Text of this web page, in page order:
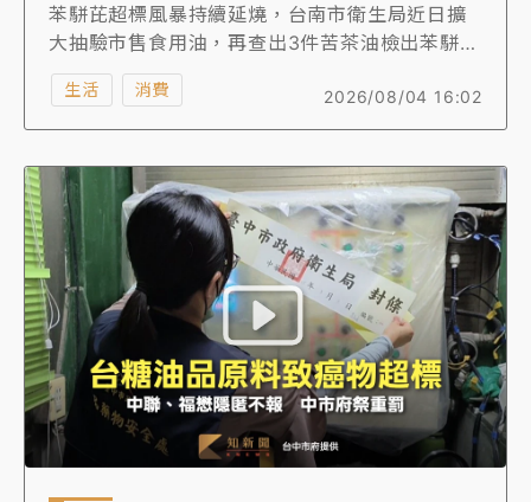
苯駢芘超標風暴持續延燒，台南市衛生局近日擴
大抽驗市售食用油，再查出3件苦茶油檢出苯駢芘
超標，其中白河區德昌商號自行榨製的苦茶油檢
出3.0μg/kg，超過法規標準。經追查發現，德昌
商號使用的苦茶籽原料來自台中市金品芳食品有
聞》訪問時喊冤表示，公司從中國大陸進口的苦
茶籽歷經17次檢驗均未檢出苯駢芘，公司自行送
驗苦茶籽及苦茶油也累計8次合格，研判問題可能
出在下游業者榨油加工製程，盼衛生單位儘速釐
清原因。
2026/08/04 16:02
生活 消費